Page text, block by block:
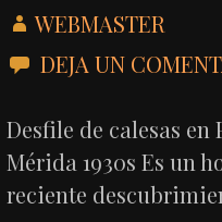
WEBMASTER
DEJA UN
Desfile de calesas en
Mérida 1930s Es un
reciente